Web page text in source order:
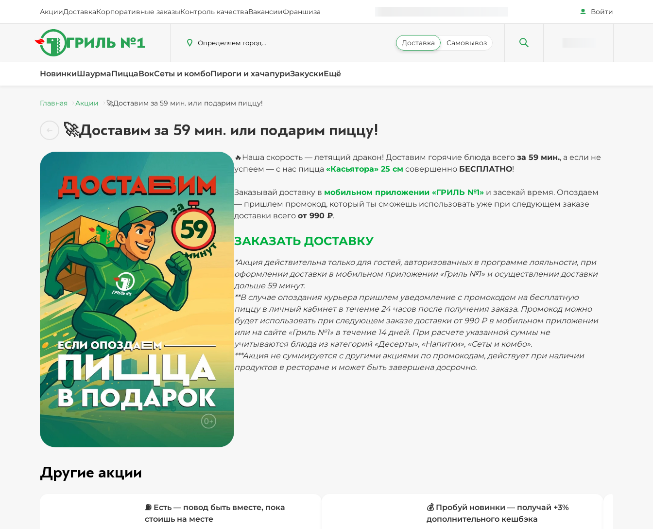
АкцииДоставкаКорпоративные заказыКонтроль качестваВакансииФраншиза Войти
Определяем город... Доставка Самовывоз
НовинкиШаурмаПиццаВокСеты и комбоПироги и хачапуриЗакускиЕщё
Главная Акции 🚀Доставим за 59 мин. или подарим пиццу!
🚀Доставим за 59 мин. или подарим пиццу!
🔥Наша скорость — летящий дракон! Доставим горячие блюда всего за 59 мин., а если не
успеем — с нас пицца «Касьятора» 25 см совершенно БЕСПЛАТНО!
Заказывай доставку в мобильном приложении «ГРИЛЬ №1» и засекай время. Опоздаем
— пришлем промокод, который ты сможешь использовать уже при следующем заказе
доставки всего от 990 ₽.
ЗАКАЗАТЬ ДОСТАВКУ
*Акция действительна только для гостей, авторизованных в программе лояльности, при
оформлении доставки в мобильном приложении «Гриль №1» и осуществлении доставки
дольше 59 минут.
**В случае опоздания курьера пришлем уведомление с промокодом на бесплатную
пиццу в личный кабинет в течение 24 часов после получения заказа. Промокод можно
будет использовать при следующем заказе доставки от 990 ₽ в мобильном приложении
или на сайте «Гриль №1» в течение 14 дней. При расчете указанной суммы не
учитываются блюда из категорий «Десерты», «Напитки», «Сеты и комбо».
***Акция не суммируется с другими акциями по промокодам, действует при наличии
продуктов в ресторане и может быть завершена досрочно.
Другие акции
⛽ Есть — повод быть вместе, пока
стоишь на месте
💰 Пробуй новинки — получай +3%
дополнительного кешбэка